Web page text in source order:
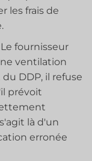
les frais de
Le fournisseur
ventilation
DDP, il refuse
prévoit
là d'un
erronée